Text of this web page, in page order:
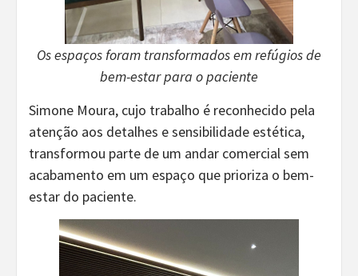
Os espaços foram transformados em refúgios de
bem-estar para o paciente
Simone Moura, cujo trabalho é reconhecido pela
atenção aos detalhes e sensibilidade estética,
transformou parte de um andar comercial sem
acabamento em um espaço que prioriza o bem-
estar do paciente.